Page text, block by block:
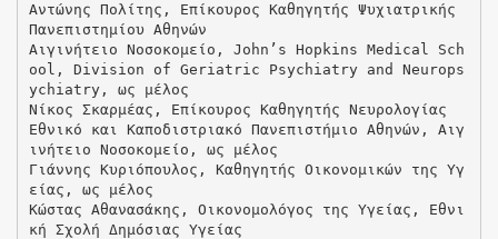
Αντώνης Πολίτης, Επίκουρος Καθηγητής Ψυχιατρικής
Πανεπιστημίου Αθηνών
Αιγινήτειο Νοσοκομείο, John’s Hopkins Medical Sch
ool, Division of Geriatric Psychiatry and Neurops
ychiatry, ως μέλος
Νίκος Σκαρμέας, Επίκουρος Καθηγητής Νευρολογίας
Εθνικό και Καποδιστριακό Πανεπιστήμιο Αθηνών, Αιγ
ινήτειο Νοσοκομείο, ως μέλος
Γιάννης Κυριόπουλος, Καθηγητής Οικονομικών της Υγ
είας, ως μέλος
Κώστας Αθανασάκης, Οικονομολόγος της Υγείας, Εθνι
κή Σχολή Δημόσιας Υγείας